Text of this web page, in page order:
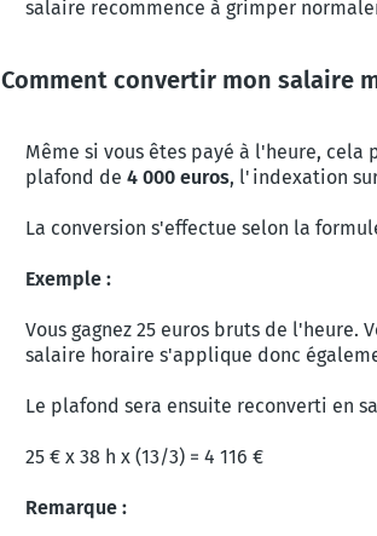
salaire recommence à grimper
Comment convertir mon salaire
Même si vous êtes payé à l'heure, cela
plafond de 4 000 euros, l'indexation
La conversion s'effectue selon la
Exemple :
Vous gagnez 25 euros bruts de l'heure.
salaire horaire s'applique donc
Le plafond sera ensuite reconverti en
25 € x 38 h x (13/3) = 4 116 €
Remarque :